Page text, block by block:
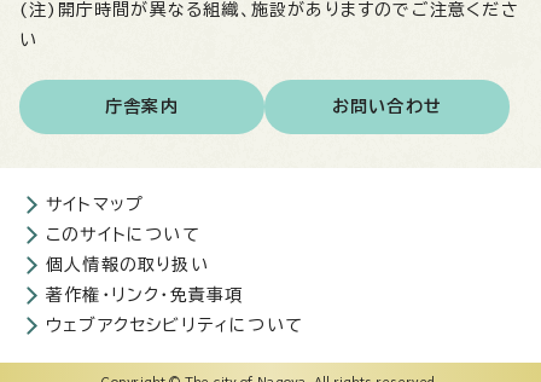
(注)開庁時間が異なる組織、施設がありますのでご注意くださ
い
庁舎案内 お問い合わせ
サイトマップ
このサイトについて
個人情報の取り扱い
著作権・リンク・免責事項
ウェブアクセシビリティについて